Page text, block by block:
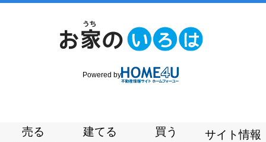
Powered by
売る 建てる 買う サイト情報